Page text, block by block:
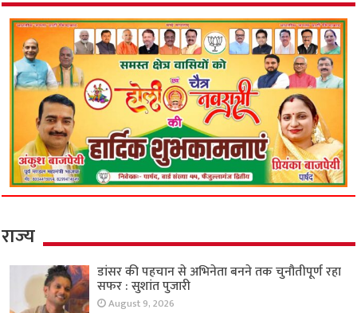
राज्य
डांसर की पहचान से अभिनेता बनने तक चुनौतीपूर्ण रहा
सफर : सुशांत पुजारी
August 9, 2026